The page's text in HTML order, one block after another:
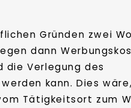
Gründen zwei
dann
die Verlegung des
kann. Dies
Tätigkeitsort zum